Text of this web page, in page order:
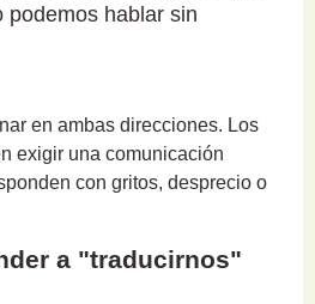
podemos hablar sin
en ambas direcciones. Los
exigir una comunicación
con gritos, desprecio o
a "traducirnos"